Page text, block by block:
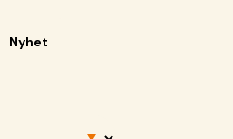
Nyhet